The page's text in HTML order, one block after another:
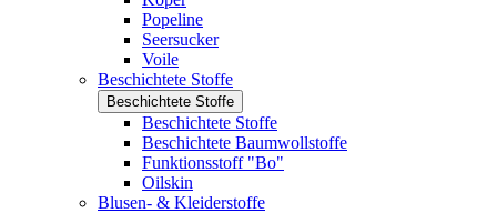
Popeline
Seersucker
Voile
Beschichtete Stoffe
Beschichtete Stoffe
Beschichtete Stoffe
Beschichtete Baumwollstoffe
Funktionsstoff "Bo"
Oilskin
Blusen- & Kleiderstoffe